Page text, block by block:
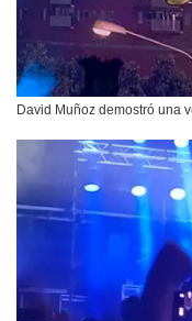
David Muñoz demostró una